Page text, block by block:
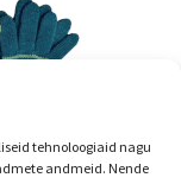
tehnoloogiaid nagu
andmeid. Nende